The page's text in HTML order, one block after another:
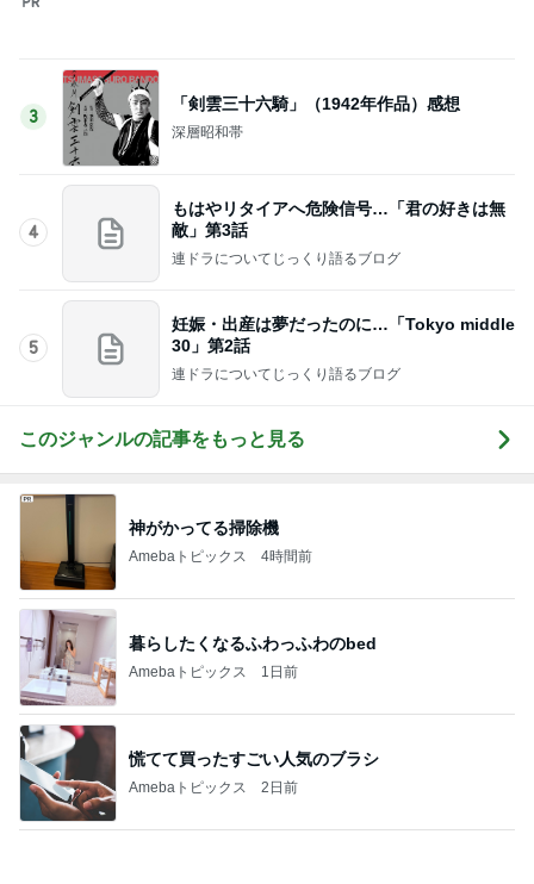
3
「剣雲三十六騎」（1942年作品）感想
深層昭和帯
4
もはやリタイアへ危険信号…「君の好きは無
敵」第3話
連ドラについてじっくり語るブログ
5
妊娠・出産は夢だったのに…「Tokyo middle
30」第2話
連ドラについてじっくり語るブログ
このジャンルの記事をもっと見る
神がかってる掃除機
Amebaトピックス 4時間前
暮らしたくなるふわっふわのbed
Amebaトピックス 1日前
慌てて買ったすごい人気のブラシ
Amebaトピックス 2日前